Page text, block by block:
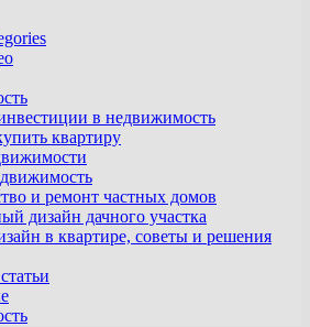
в недвижимость
квартиру
и ремонт частных домов
дизайн дачного участка
в квартире, советы и решения